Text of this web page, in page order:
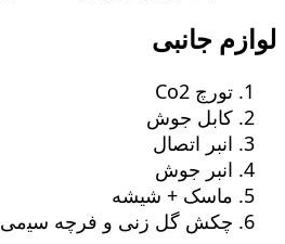
لوازم جانبی
تورچ Co2
کابل جوش
انبر اتصال
انبر جوش
ماسک + شیشه
چکش گل زنی و ﻓﺮچه ﺳﯿمی